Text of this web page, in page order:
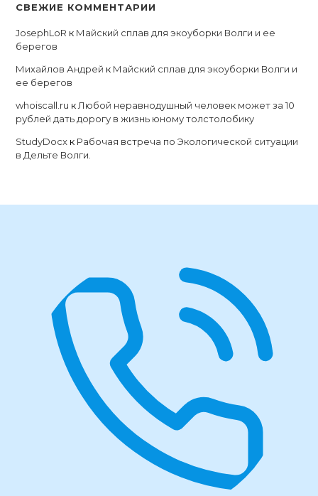
СВЕЖИЕ КОММЕНТАРИИ
JosephLoR к Майский сплав для экоуборки Волги и ее
берегов
Михайлов Андрей к Майский сплав для экоуборки Волги и
ее берегов
whoiscall.ru к Любой неравнодушный человек может за 10
рублей дать дорогу в жизнь юному толстолобику
StudyDocx к Рабочая встреча по Экологической ситуации
в Дельте Волги.